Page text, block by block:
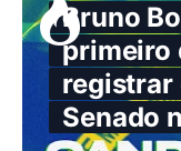
Bruno
primeiro
registrar
Senado